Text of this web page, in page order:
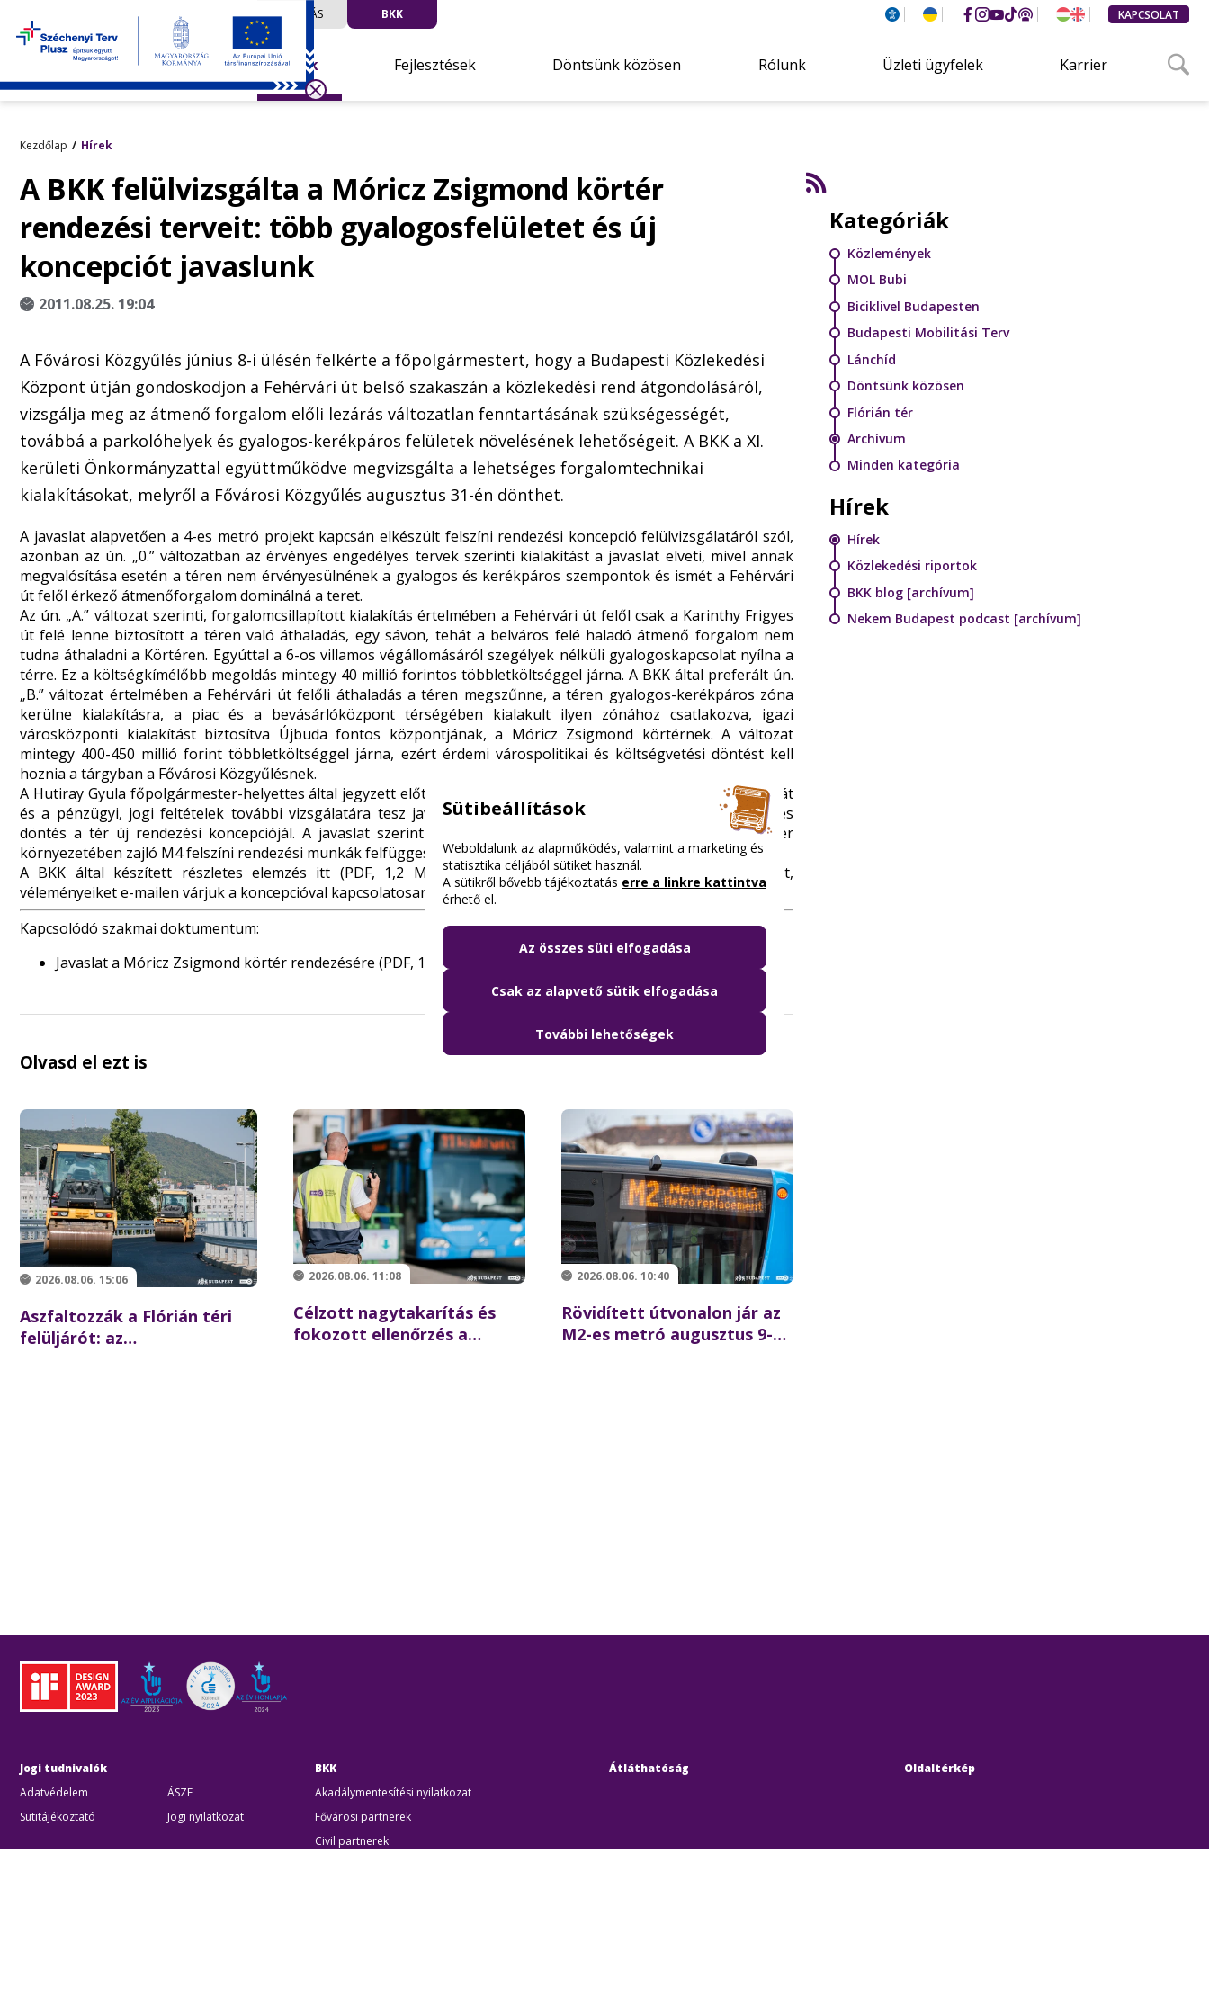
UTAZÁS BKK KAPCSOLAT
Hírek Fejlesztések Döntsünk közösen Rólunk Üzleti ügyfelek Karrier
Kezdőlap Hírek
A BKK felülvizsgálta a Móricz Zsigmond körtér
rendezési terveit: több gyalogosfelületet és új
koncepciót javaslunk
2011.08.25. 19:04
A Fővárosi Közgyűlés június 8-i ülésén felkérte a főpolgármestert, hogy a Budapesti Közlekedési
Központ útján gondoskodjon a Fehérvári út belső szakaszán a közlekedési rend átgondolásáról,
vizsgálja meg az átmenő forgalom előli lezárás változatlan fenntartásának szükségességét,
továbbá a parkolóhelyek és gyalogos-kerékpáros felületek növelésének lehetőségeit. A BKK a XI.
kerületi Önkormányzattal együttműködve megvizsgálta a lehetséges forgalomtechnikai
kialakításokat, melyről a Fővárosi Közgyűlés augusztus 31-én dönthet.
A javaslat alapvetően a 4-es metró projekt kapcsán elkészült felszíni rendezési koncepció felülvizsgálatáról szól,
azonban az ún. „0.” változatban az érvényes engedélyes tervek szerinti kialakítást a javaslat elveti, mivel annak
megvalósítása esetén a téren nem érvényesülnének a gyalogos és kerékpáros szempontok és ismét a Fehérvári
út felől érkező átmenőforgalom dominálná a teret.
Az ún. „A.” változat szerinti, forgalomcsillapított kialakítás értelmében a Fehérvári út felől csak a Karinthy Frigyes
út felé lenne biztosított a téren való áthaladás, egy sávon, tehát a belváros felé haladó átmenő forgalom nem
tudna áthaladni a Körtéren. Egyúttal a 6-os villamos végállomásáról szegélyek nélküli gyalogoskapcsolat nyílna a
térre. Ez a költségkímélőbb megoldás mintegy 40 millió forintos többletköltséggel járna. A BKK által preferált ún.
„B.” változat értelmében a Fehérvári út felőli áthaladás a téren megszűnne, a téren gyalogos-kerékpáros zóna
kerülne kialakításra, a piac és a bevásárlóközpont térségében kialakult ilyen zónához csatlakozva, igazi
városközponti kialakítást biztosítva Újbuda fontos központjának, a Móricz Zsigmond körtérnek. A változat
mintegy 400-450 millió forint többletköltséggel járna, ezért érdemi várospolitikai és költségvetési döntést kell
hoznia a tárgyban a Fővárosi Közgyűlésnek.
A Hutiray Gyula főpolgármester-helyettes által jegyzett előterjesztés műszaki értelemben a B verzió támogatását
és a pénzügyi, jogi feltételek további vizsgálatára tesz javaslatot, melynek nyomán születhet meg a végleges
döntés a tér új rendezési koncepciójál. A javaslat szerint a Közgyűlés egyidejűleg a Móricz Zsigmond körtér
környezetében zajló M4 felszíni rendezési munkák felfüggesztéséről is dönthet.
A BKK által készített részletes elemzés itt (PDF, 1,2 MB), az előterjesztésitttölthető le. Észrevételeiket,
véleményeikete-mailen várjuk a koncepcióval kapcsolatosan.
Kapcsolódó szakmai doktumentum:
Javaslat a Móricz Zsigmond körtér rendezésére (PDF, 1,2 MB).
Olvasd el ezt is
2026.08.06. 15:06
Aszfaltozzák a Flórián téri
felüljárót: az
2026.08.06. 11:08
Célzott nagytakarítás és
fokozott ellenőrzés a
2026.08.06. 10:40
Rövidített útvonalon jár az
M2-es metró augusztus 9-
Kategóriák
Közlemények
MOL Bubi
Biciklivel Budapesten
Budapesti Mobilitási Terv
Lánchíd
Döntsünk közösen
Flórián tér
Archívum
Minden kategória
Hírek
Hírek
Közlekedési riportok
BKK blog [archívum]
Nekem Budapest podcast [archívum]
Jogi tudnivalók
Adatvédelem
ÁSZF
Sütitájékoztató
Jogi nyilatkozat
BKK
Akadálymentesítési nyilatkozat
Fővárosi partnerek
Civil partnerek
Átláthatóság Oldaltérkép
Sütibeállítások
Weboldalunk az alapműködés, valamint a marketing és
statisztika céljából sütiket használ.
A sütikről bővebb tájékoztatás erre a linkre kattintva
érhető el.
Az összes süti elfogadása
Csak az alapvető sütik elfogadása
További lehetőségek